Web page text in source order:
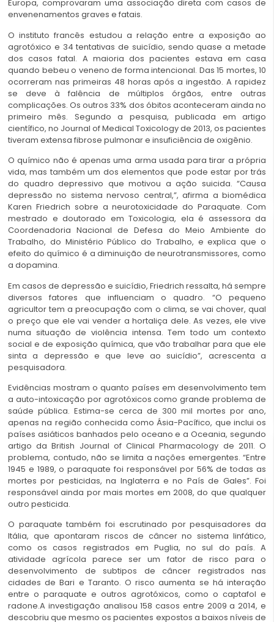
Europa, comprovaram uma associação direta com casos de
envenenamentos graves e fatais.
O instituto francês estudou a relação entre a exposição ao
agrotóxico e 34 tentativas de suicídio, sendo quase a metade
dos casos fatal. A maioria dos pacientes estava em casa
quando bebeu o veneno de forma intencional. Das 15 mortes, 10
ocorreram nas primeiras 48 horas após a ingestão. A rapidez
se deve à falência de múltiplos órgãos, entre outras
complicações. Os outros 33% dos óbitos aconteceram ainda no
primeiro mês. Segundo a pesquisa, publicada em artigo
científico, no Journal of Medical Toxicology de 2013, os pacientes
tiveram extensa fibrose pulmonar e insuficiência de oxigênio.
O químico não é apenas uma arma usada para tirar a própria
vida, mas também um dos elementos que pode estar por trás
do quadro depressivo que motivou a ação suicida. “Causa
depressão no sistema nervoso central,”, afirma a biomédica
Karen Friedrich sobre a neurotoxicidade do Paraquate. Com
mestrado e doutorado em Toxicologia, ela é assessora da
Coordenadoria Nacional de Defesa do Meio Ambiente do
Trabalho, do Ministério Público do Trabalho, e explica que o
efeito do químico é a diminuição de neurotransmissores, como
a dopamina.
Em casos de depressão e suicídio, Friedrich ressalta, há sempre
diversos fatores que influenciam o quadro. “O pequeno
agricultor tem a preocupação com o clima, se vai chover, qual
o preço que ele vai vender a hortaliça dele. As vezes, ele vive
numa situação de violência intensa. Tem todo um contexto
social e de exposição química, que vão trabalhar para que ele
sinta a depressão e que leve ao suicídio”, acrescenta a
pesquisadora.
Evidências mostram o quanto países em desenvolvimento tem
a auto-intoxicação por agrotóxicos como grande problema de
saúde pública. Estima-se cerca de 300 mil mortes por ano,
apenas na região conhecida como Ásia-Pacífico, que inclui os
países asiáticos banhados pelo oceano e a Oceania, segundo
artigo da British Journal of Clinical Pharmacology de 2011. O
problema, contudo, não se limita a nações emergentes. “Entre
1945 e 1989, o paraquate foi responsável por 56% de todas as
mortes por pesticidas, na Inglaterra e no País de Gales”. Foi
responsável ainda por mais mortes em 2008, do que qualquer
outro pesticida.
O paraquate também foi escrutinado por pesquisadores da
Itália, que apontaram riscos de câncer no sistema linfático,
como os casos registrados em Puglia, no sul do país. A
atividade agrícola parece ser um fator de risco para o
desenvolvimento de subtipos de câncer registrados nas
cidades de Bari e Taranto. O risco aumenta se há interação
entre o paraquate e outros agrotóxicos, como o captafol e
radone.A investigação analisou 158 casos entre 2009 a 2014, e
descobriu que mesmo os pacientes expostos a baixos níveis de